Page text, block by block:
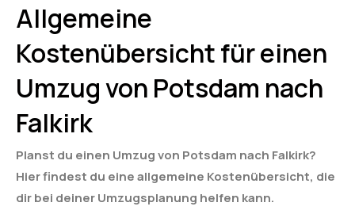
Allgemeine
Kostenübersicht für einen
Umzug von Potsdam nach
Falkirk
Planst du einen Umzug von Potsdam nach Falkirk?
Hier findest du eine allgemeine Kostenübersicht, die
dir bei deiner Umzugsplanung helfen kann.